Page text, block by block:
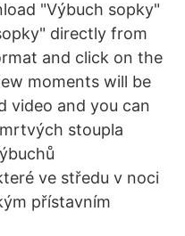
"Výbuch sopky"
directly from
and click on the
moments will be
video and you can
stoupla
ve středu v noci
přístavním